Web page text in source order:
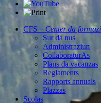
CFS – Center da
Sur da nus
Administraziun
CollaboraturAs
Plans da vacanzas
Reglaments
Rapports annuals
Plazzas
Scolas